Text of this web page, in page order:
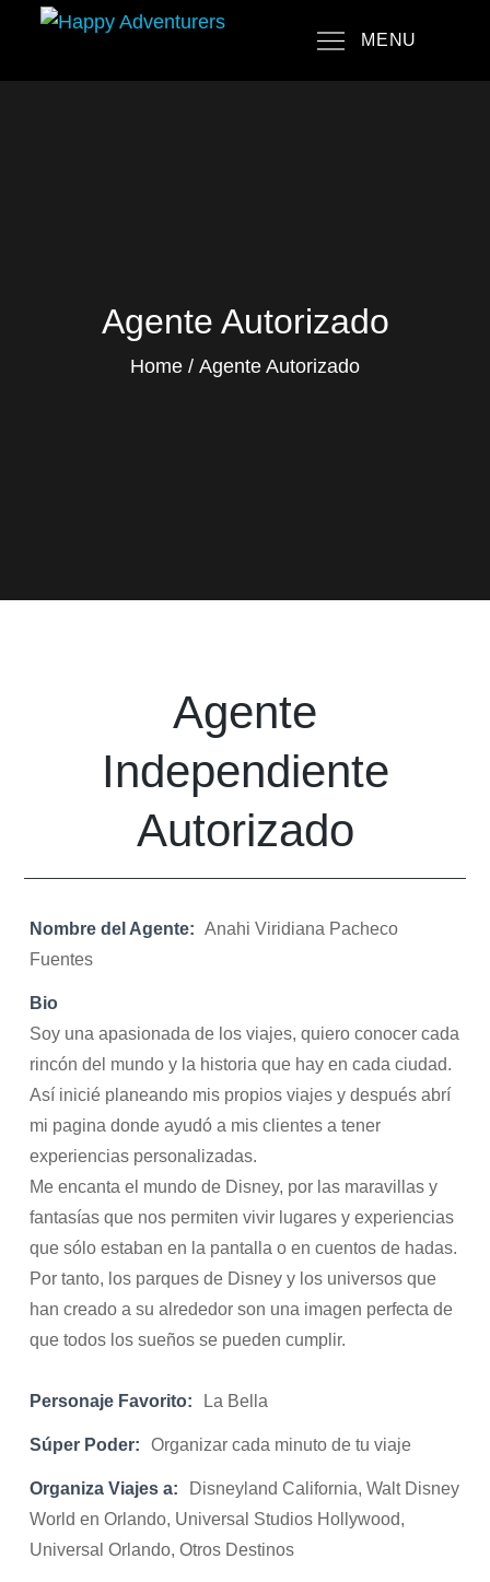
content
MENU
Agente Autorizado
Home Agente Autorizado
Agente
Independiente
Autorizado
Nombre del Agente: Anahi Viridiana Pacheco
Fuentes
Bio
Soy una apasionada de los viajes, quiero conocer cada
rincón del mundo y la historia que hay en cada ciudad.
Así inicié planeando mis propios viajes y después abrí
mi pagina donde ayudó a mis clientes a tener
experiencias personalizadas.
Me encanta el mundo de Disney, por las maravillas y
fantasías que nos permiten vivir lugares y experiencias
que sólo estaban en la pantalla o en cuentos de hadas.
Por tanto, los parques de Disney y los universos que
han creado a su alrededor son una imagen perfecta de
que todos los sueños se pueden cumplir.
Personaje Favorito: La Bella
Súper Poder: Organizar cada minuto de tu viaje
Organiza Viajes a:
Disneyland California, Walt Disney
World en Orlando, Universal Studios Hollywood,
Universal Orlando, Otros Destinos